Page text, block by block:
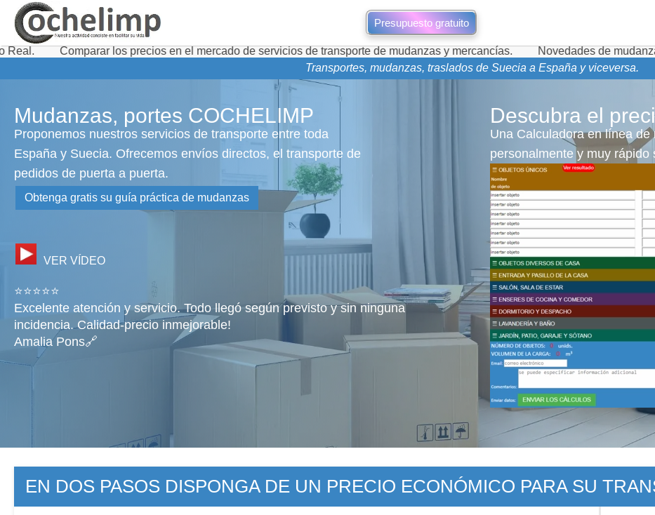
Presupuesto gratuito
los precios en el mercado de servicios de transporte de mudanzas y mercancías. Novedades de mudanzas durante la
Transportes, mudanzas, traslados de Suecia a España y viceversa.
Mudanzas, portes COCHELIMP
Proponemos nuestros servicios de transporte entre toda
España y Suecia. Ofrecemos envíos directos, el transporte de
pedidos de puerta a puerta.
Obtenga gratis su guía práctica de mudanzas
VER VÍDEO
⭐⭐⭐⭐⭐
Excelente atención y servicio. Todo llegó según previsto y sin ninguna
incidencia. Calidad-precio inmejorable!
Amalia Pons🔗
Descubra el
Una Calculadora en línea
personalmente y muy rápido
EN DOS PASOS DISPONGA DE UN PRECIO ECONÓMICO PARA SU